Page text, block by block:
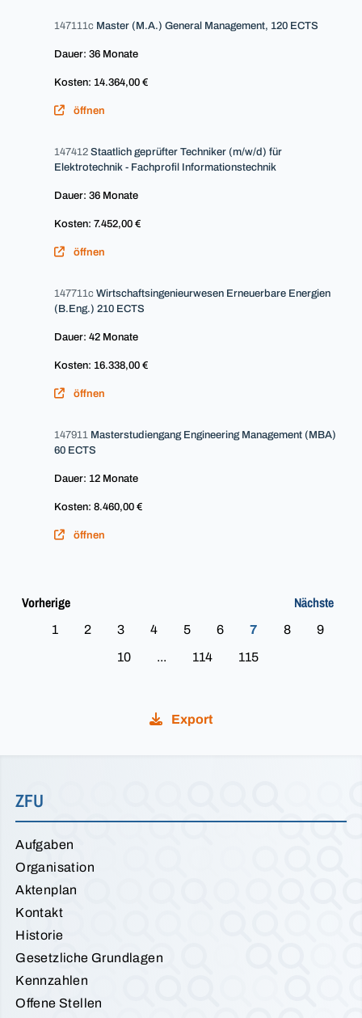
147111c Master (M.A.) General Management, 120 ECTS
Dauer: 36 Monate
Kosten: 14.364,00 €
öffnen
147412 Staatlich geprüfter Techniker (m/w/d) für
Elektrotechnik - Fachprofil Informationstechnik
Dauer: 36 Monate
Kosten: 7.452,00 €
öffnen
147711c Wirtschaftsingenieurwesen Erneuerbare Energien
(B.Eng.) 210 ECTS
Dauer: 42 Monate
Kosten: 16.338,00 €
öffnen
147911 Masterstudiengang Engineering Management (MBA)
60 ECTS
Dauer: 12 Monate
Kosten: 8.460,00 €
öffnen
Vorherige
1 2 3 4 5 6 7 8
9
10
... 114 115
Nächste
Export
ZFU
Aufgaben
Organisation
Aktenplan
Kontakt
Historie
Gesetzliche Grundlagen
Kennzahlen
Offene Stellen